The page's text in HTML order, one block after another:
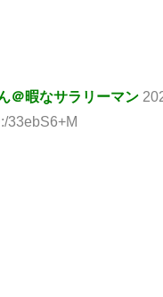
＠暇なサラリーマン
33ebS6+M